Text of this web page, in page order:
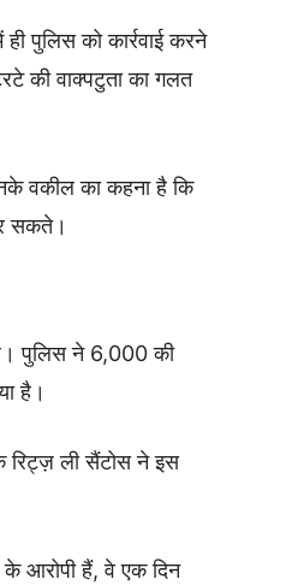
पुलिस को कार्रवाई करने
की वाक्पटुता का गलत
वकील का कहना है कि
सकते।
पुलिस ने 6,000 की
है।
रिट्ज़ ली सैंटोस ने इस
के आरोपी हैं, वे एक दिन